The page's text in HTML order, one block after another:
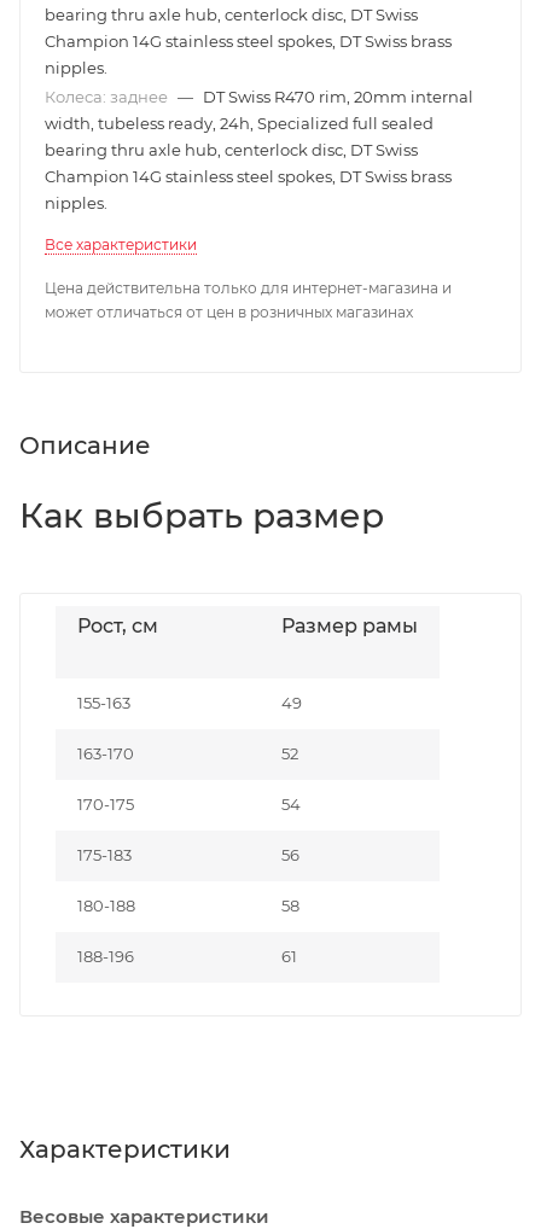
bearing thru axle hub, centerlock disc, DT Swiss
Champion 14G stainless steel spokes, DT Swiss brass
nipples.
Колеса: заднее — DT Swiss R470 rim, 20mm internal
width, tubeless ready, 24h, Specialized full sealed
bearing thru axle hub, centerlock disc, DT Swiss
Champion 14G stainless steel spokes, DT Swiss brass
nipples.
Все характеристики
Цена действительна только для интернет-магазина и
может отличаться от цен в розничных магазинах
Описание
Как выбрать размер
Рост, см Размер рамы
155-163 49
163-170 52
170-175 54
175-183 56
180-188 58
188-196 61
Характеристики
Весовые характеристики